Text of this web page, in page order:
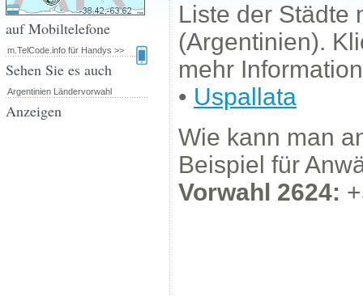
Liste der Städte
(Argentinien).
mehr
• Uspallata
Wie kann man
Beispiel für
Vorwahl 2624:
auf Mobiltelefone
m.TelCode.info für Handys >>
Sehen Sie es auch
Argentinien Ländervorwahl
Anzeigen